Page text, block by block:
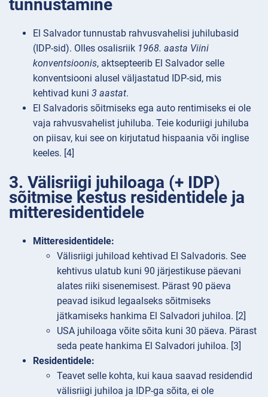
tunnustamine
El Salvador tunnustab rahvusvahelisi juhilubasid
(IDP-sid). Olles osalisriik 1968. aasta Viini
konventsioonis, aktsepteerib El Salvador selle
konventsiooni alusel väljastatud IDP-sid, mis
kehtivad kuni 3 aastat.
El Salvadoris sõitmiseks ega auto rentimiseks ei ole
vaja rahvusvahelist juhiluba. Teie koduriigi juhiluba
on piisav, kui see on kirjutatud hispaania või inglise
keeles. [4]
3. Välisriigi juhiloaga (+ IDP)
sõitmise kestus residentidele ja
mitteresidentidele
Mitteresidentidele:
Välisriigi juhiload kehtivad El Salvadoris. See
kehtivus ulatub kuni 90 järjestikuse päevani
alates riiki sisenemisest. Pärast 90 päeva
peavad isikud legaalseks sõitmiseks
jätkamiseks hankima El Salvadori juhiloa. [2]
USA juhiloaga võite sõita kuni 30 päeva. Pärast
seda peate hankima El Salvadori juhiloa. [3]
Residentidele:
Teavet selle kohta, kui kaua saavad residendid
välisriigi juhiloa ja IDP-ga sõita, ei ole